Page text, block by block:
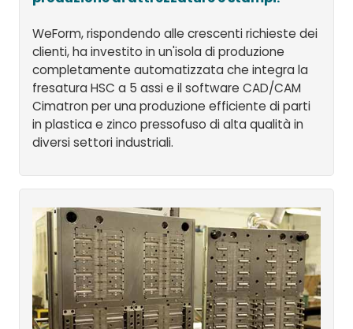
WeForm, rispondendo alle crescenti richieste dei
clienti, ha investito in un'isola di produzione
completamente automatizzata che integra la
fresatura HSC a 5 assi e il software CAD/CAM
Cimatron per una produzione efficiente di parti
in plastica e zinco pressofuso di alta qualità in
diversi settori industriali.